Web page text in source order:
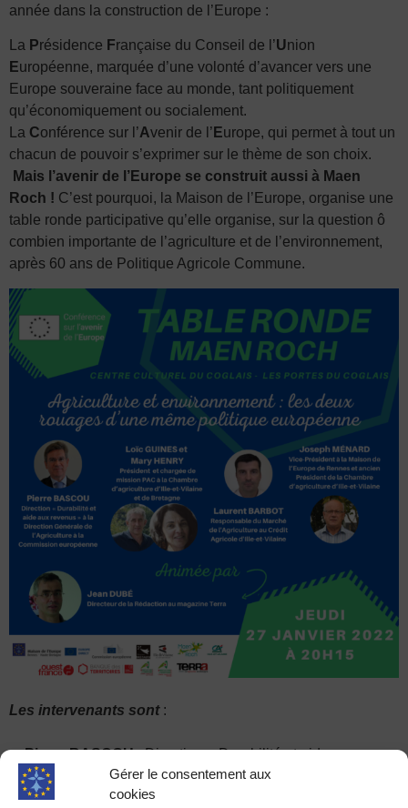
Gérer le consentement aux
cookies
année dans la construction de l’Europe :
La Présidence Française du Conseil de l’Union
Européenne, marquée d’une volonté d’avancer vers une
Europe souveraine face au monde, tant politiquement
qu’économiquement ou socialement.
La Conférence sur l’Avenir de l’ Europe, qui permet à tout un
chacun de pouvoir s’exprimer sur le thème de son choix.
Mais l’avenir de l’Europe se construit aussi à Maen
Roch ! C’est pourquoi, la Maison de l’Europe, organise une
table ronde participative qu’elle organise, sur la question ô
combien importante de l’agriculture et de l’environnement,
après 60 ans de Politique Agricole Commune.
Les intervenants sont :
–Pierre BASCOU: Direction « Durabilité et aide aux
revenus » à la Direction Générale de l’Agriculture à la
Commission européenne